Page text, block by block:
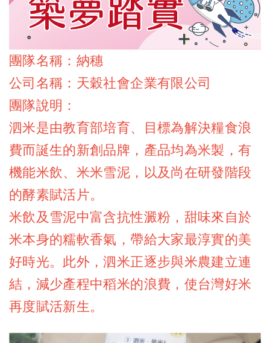
團隊名稱：納穗
公司名稱：天穀社會企業有限公司
團隊說明：
泗米是由教育部培育、目標為解決糧食浪
費而誕生的新創品牌，產品均為米製，有
機能米飲、米米雪泥，以及尚在研發階段
的酵素賦活片。
米飲及雪泥中富含抗性澱粉，甜味來自於
米本身的糯軟香氣，帶給大家最淳實的美
好時光。此外，泗米正逐步與米農建立連
結，減少產程中稻米的浪費，使台灣好米
再度賦活新生。